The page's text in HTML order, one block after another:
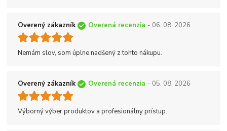
Overený zákazník Overená recenzia - 06. 08. 2026
Nemám slov, som úplne nadšený z tohto nákupu.
Overený zákazník Overená recenzia - 05. 08. 2026
Výborný výber produktov a profesionálny prístup.